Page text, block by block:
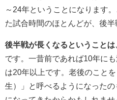
～24年ということになります
た試合時間のほとんどが、後半
後半戦が長くなるということ
です。一昔前であれば10年に
は20年以上です。老後のこと
生）」と呼べるようになった